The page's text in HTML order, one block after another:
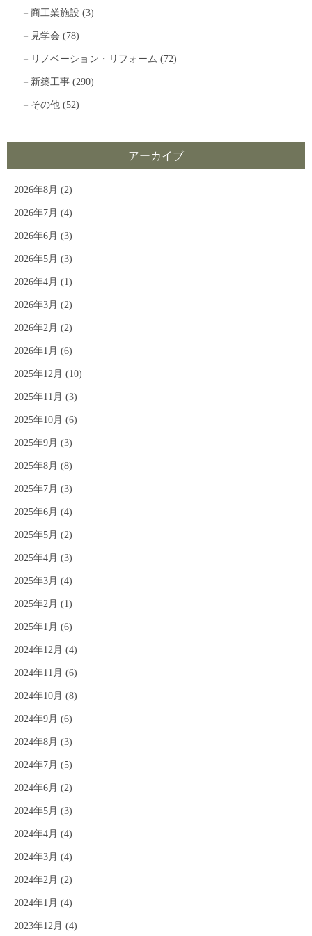
商工業施設 (3)
見学会 (78)
リノベーション・リフォーム (72)
新築工事 (290)
その他 (52)
アーカイブ
2026年8月 (2)
2026年7月 (4)
2026年6月 (3)
2026年5月 (3)
2026年4月 (1)
2026年3月 (2)
2026年2月 (2)
2026年1月 (6)
2025年12月 (10)
2025年11月 (3)
2025年10月 (6)
2025年9月 (3)
2025年8月 (8)
2025年7月 (3)
2025年6月 (4)
2025年5月 (2)
2025年4月 (3)
2025年3月 (4)
2025年2月 (1)
2025年1月 (6)
2024年12月 (4)
2024年11月 (6)
2024年10月 (8)
2024年9月 (6)
2024年8月 (3)
2024年7月 (5)
2024年6月 (2)
2024年5月 (3)
2024年4月 (4)
2024年3月 (4)
2024年2月 (2)
2024年1月 (4)
2023年12月 (4)